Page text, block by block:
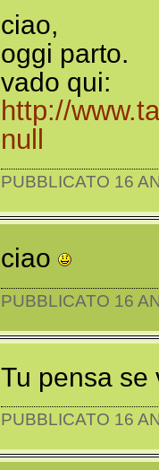
ciao,
oggi parto.
vado qui:
http://
null
PUBBLICATO 16
ciao
PUBBLICATO 16
Tu pensa se
PUBBLICATO 16